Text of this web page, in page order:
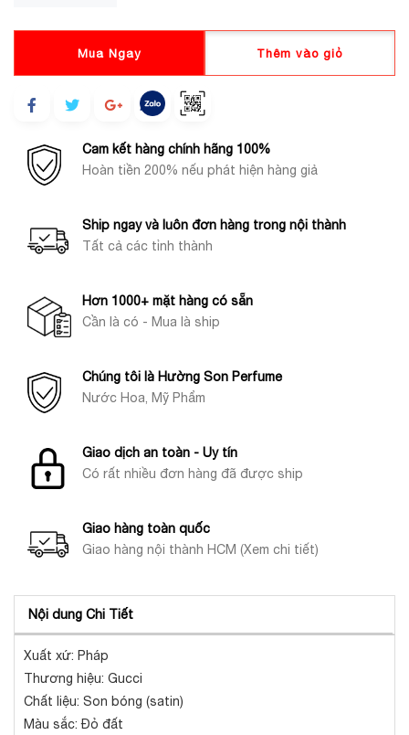
Mua Ngay Thêm vào giỏ
Cam kết hàng chính hãng 100%
Hoàn tiền 200% nếu phát hiện hàng giả
Ship ngay và luôn đơn hàng trong nội thành
Tất cả các tỉnh thành
Hơn 1000+ mặt hàng có sẵn
Cần là có - Mua là ship
Chúng tôi là Hường Son Perfume
Nước Hoa, Mỹ Phẩm
Giao dịch an toàn - Uy tín
Có rất nhiều đơn hàng đã được ship
Giao hàng toàn quốc
Giao hàng nội thành HCM (Xem chi tiết)
Nội dung Chi Tiết
Xuất xứ: Pháp
Thương hiệu: Gucci
Chất liệu: Son bóng (satin)
Màu sắc: Đỏ đất